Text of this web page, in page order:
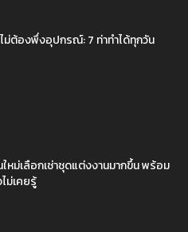
ต้องพึ่งอุปกรณ์: 7 ท่าทำได้ทุกวัน
หม่เลือกเช่าชุดแต่งงานมากขึ้น พร้อม
ม่เคยรู้